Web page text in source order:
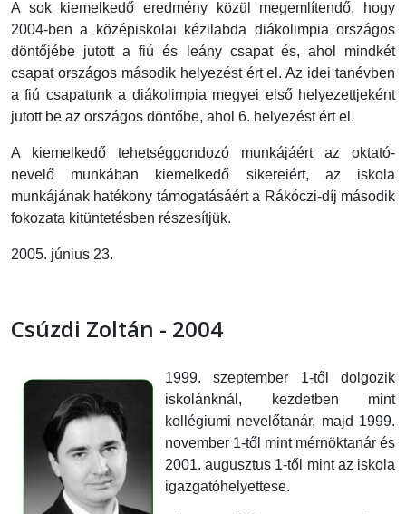
A sok kiemelkedő eredmény közül megemlítendő, hogy
2004-ben a középiskolai kézilabda diákolimpia országos
döntőjébe jutott a fiú és leány csapat és, ahol mindkét
csapat országos második helyezést ért el. Az idei tanévben
a fiú csapatunk a diákolimpia megyei első helyezettjeként
jutott be az országos döntőbe, ahol 6. helyezést ért el.
A kiemelkedő tehetséggondozó munkájáért az oktató-
nevelő munkában kiemelkedő sikereiért, az iskola
munkájának hatékony támogatásáért a Rákóczi-díj második
fokozata kitüntetésben részesítjük.
2005. június 23.
Csúzdi Zoltán - 2004
1999. szeptember 1-től dolgozik
iskolánknál, kezdetben mint
kollégiumi nevelőtanár, majd 1999.
november 1-től mint mérnöktanár és
2001. augusztus 1-től mint az iskola
igazgatóhelyettese.